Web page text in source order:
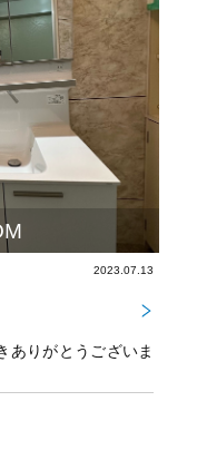
2023.07.13
ありがとうございま